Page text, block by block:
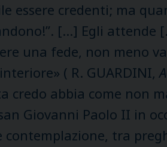
essere credenti; ma
[…] Egli
una fede, non meno
( R. GUARDINI,
credo abbia come non
Giovanni Paolo II in
tra